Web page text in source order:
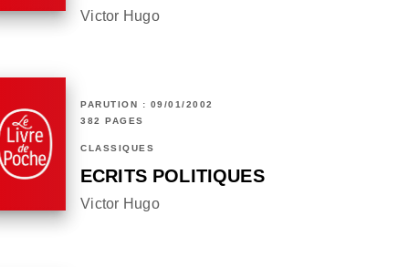
Victor Hugo
PARUTION : 09/01/2002
382 PAGES
CLASSIQUES
ECRITS POLITIQUES
Victor Hugo